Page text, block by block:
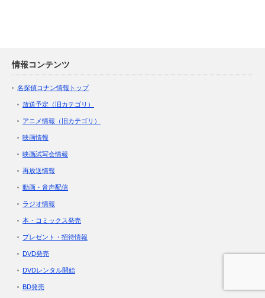
情報コンテンツ
名探偵コナン情報トップ
放送予定（旧カテゴリ）
アニメ情報（旧カテゴリ）
映画情報
映画試写会情報
再放送情報
動画・音声配信
ラジオ情報
本・コミックス発売
プレゼント・招待情報
DVD発売
DVDレンタル開始
BD発売